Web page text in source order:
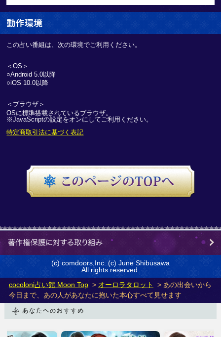
この占い番組は、次の環境でご利用ください。
＜OS＞
○Android 5.0以降
○iOS 10.0以降
＜ブラウザ＞
OSに標準搭載されているブラウザ。
※JavaScriptの設定をオンにしてご利用ください。
特定商取引法に基づく表記
(c) comdoors,Inc. (c) June Shibusawa
All rights reserved.
cocoloni占い館 Moon Top> オーロラタロット
> あの出会いから
今日まで、あの人があなたに抱いた本心すべて見せます
あなたへのおすすめ